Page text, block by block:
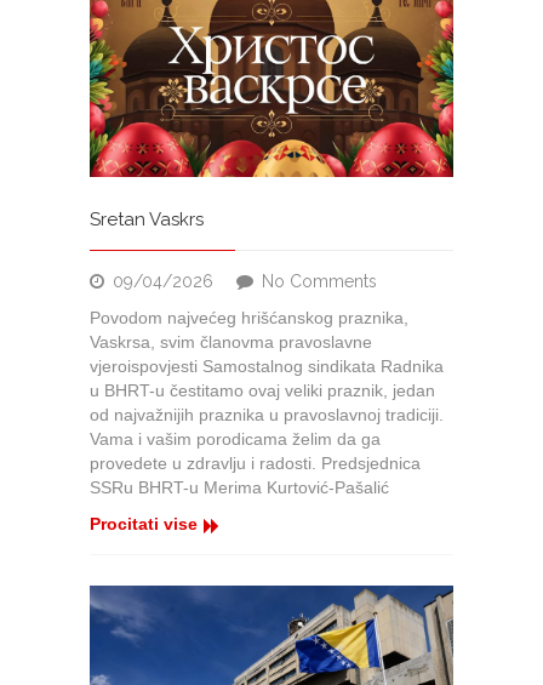
čestitamo
1.Maj
Međunarodni
praznik
rada
Sretan Vaskrs
09/04/2026 No Comments
Vaskrs
Povodom najvećeg hrišćanskog praznika,
Vaskrsa, svim članovma pravoslavne
vjeroispovjesti Samostalnog sindikata Radnika
u BHRT-u čestitamo ovaj veliki praznik, jedan
od najvažnijih praznika u pravoslavnoj tradiciji.
Vama i vašim porodicama želim da ga
provedete u zdravlju i radosti. Predsjednica
SSRu BHRT-u Merima Kurtović-Pašalić
Procitati vise